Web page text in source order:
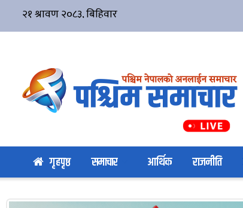
गृहपृष्ठ समाचार आर्थिक राजनीति